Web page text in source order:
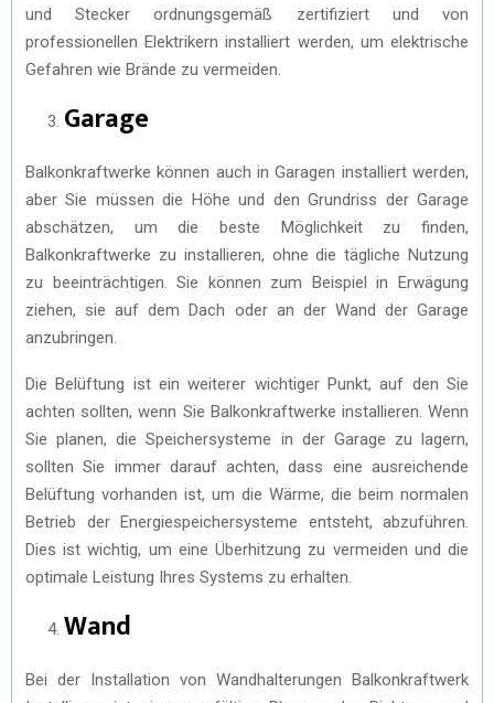
und Stecker ordnungsgemäß zertifiziert und von
professionellen Elektrikern installiert werden, um elektrische
Gefahren wie Brände zu vermeiden.
Garage
Balkonkraftwerke können auch in Garagen installiert werden,
aber Sie müssen die Höhe und den Grundriss der Garage
abschätzen, um die beste Möglichkeit zu finden,
Balkonkraftwerke zu installieren, ohne die tägliche Nutzung
zu beeinträchtigen. Sie können zum Beispiel in Erwägung
ziehen, sie auf dem Dach oder an der Wand der Garage
anzubringen.
Die Belüftung ist ein weiterer wichtiger Punkt, auf den Sie
achten sollten, wenn Sie Balkonkraftwerke installieren. Wenn
Sie planen, die Speichersysteme in der Garage zu lagern,
sollten Sie immer darauf achten, dass eine ausreichende
Belüftung vorhanden ist, um die Wärme, die beim normalen
Betrieb der Energiespeichersysteme entsteht, abzuführen.
Dies ist wichtig, um eine Überhitzung zu vermeiden und die
optimale Leistung Ihres Systems zu erhalten.
Wand
Bei der Installation von Wandhalterungen Balkonkraftwerk